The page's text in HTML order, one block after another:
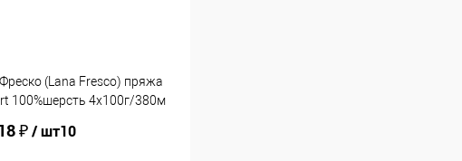
(Lana Fresco) пряжа
100%шерсть 4х100г/380м
₽/ шт10